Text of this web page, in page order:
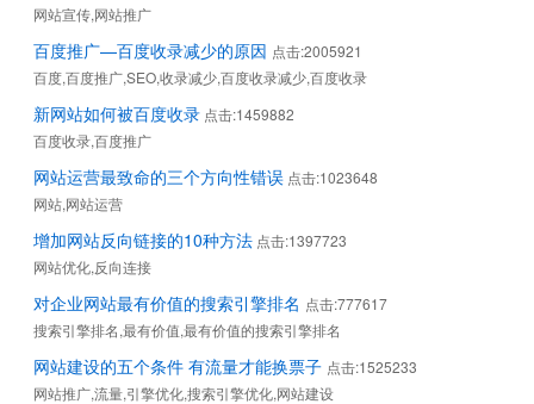
网站宣传,网站推广
百度推广—百度收录减少的原因 点击:2005921
百度,百度推广,SEO,收录减少,百度收录减少,百度收录
新网站如何被百度收录 点击:1459882
百度收录,百度推广
网站运营最致命的三个方向性错误 点击:1023648
网站,网站运营
增加网站反向链接的10种方法 点击:1397723
网站优化,反向连接
对企业网站最有价值的搜索引擎排名 点击:777617
搜索引擎排名,最有价值,最有价值的搜索引擎排名
网站建设的五个条件 有流量才能换票子 点击:1525233
网站推广,流量,引擎优化,搜索引擎优化,网站建设